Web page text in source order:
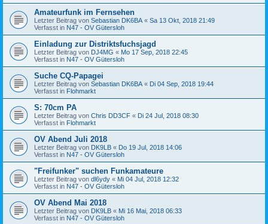
Amateurfunk im Fernsehen
Letzter Beitrag von Sebastian DK6BA « Sa 13 Okt, 2018 21:49
Verfasst in N47 - OV Gütersloh
Einladung zur Distriktsfuchsjagd
Letzter Beitrag von DJ4MG « Mo 17 Sep, 2018 22:45
Verfasst in N47 - OV Gütersloh
Suche CQ-Papagei
Letzter Beitrag von Sebastian DK6BA « Di 04 Sep, 2018 19:44
Verfasst in Flohmarkt
S: 70cm PA
Letzter Beitrag von Chris DD3CF « Di 24 Jul, 2018 08:30
Verfasst in Flohmarkt
OV Abend Juli 2018
Letzter Beitrag von DK9LB « Do 19 Jul, 2018 14:06
Verfasst in N47 - OV Gütersloh
"Freifunker" suchen Funkamateure
Letzter Beitrag von dl6ydy « Mi 04 Jul, 2018 12:32
Verfasst in N47 - OV Gütersloh
OV Abend Mai 2018
Letzter Beitrag von DK9LB « Mi 16 Mai, 2018 06:33
Verfasst in N47 - OV Gütersloh